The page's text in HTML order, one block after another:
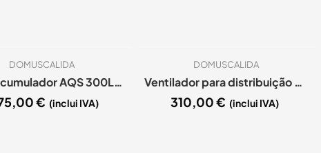
DOMUSCALIDA
Termoacumulador AQS 300Lts Inox 444 2 Spts entrelaçadas
€ (inclui IVA)
DOMUSCALIDA
Ventilador para distribuição de ar quente 600 m3
310,00€ (inclui IVA)